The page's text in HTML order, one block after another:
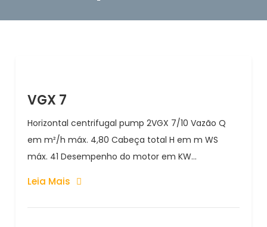
VGX 7
Horizontal centrifugal pump 2VGX 7/10 Vazão Q
em m²/h máx. 4,80 Cabeça total H em m WS
máx. 41 Desempenho do motor em KW...
Leia Mais